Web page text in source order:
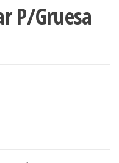
P/Gruesa